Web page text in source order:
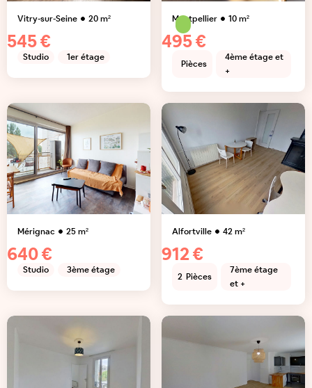
Vitry-sur-Seine 20m²
545 €
Studio 1er étage
Montpellier 10m²
495 €
Pièces
4ème étage et
+
Mérignac 25m²
640 €
Studio 3ème étage
Alfortville 42m²
912 €
2 Pièces
7ème étage
et +